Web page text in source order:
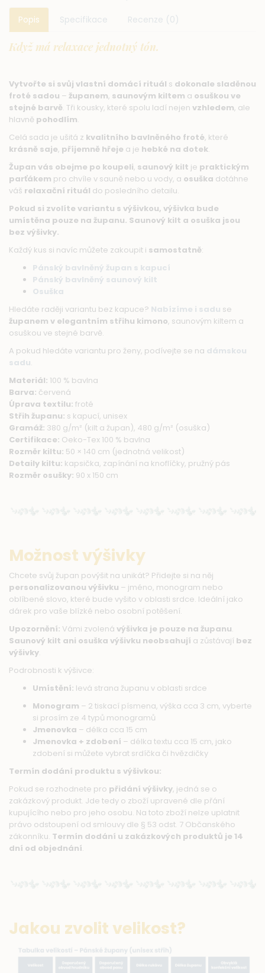
Popis Specifikace Recenze (0)
Když má relaxace jednotný tón.
Vytvořte si svůj vlastní domácí rituál s dokonale sladěnou
froté sadou – županem, saunovým kiltem a osuškou ve
stejné barvě. Tři kousky, které spolu ladí nejen vzhledem, ale
hlavně pohodlím.
Celá sada je ušitá z kvalitního bavlněného froté, které
krásně saje, příjemně hřeje a je hebké na dotek.
Župan vás obejme po koupeli, saunový kilt je praktickým
parťákem pro chvíle v sauně nebo u vody, a osuška dotáhne
váš relaxační rituál do posledního detailu.
Pokud si zvolíte variantu s výšivkou, výšivka bude
umístěna pouze na županu. Saunový kilt a osuška jsou
bez výšivky.
Každý kus si navíc můžete zakoupit i samostatně:
Pánský bavlněný župan s kapucí
Pánský bavlněný saunový kilt
Osuška
Hledáte raději variantu bez kapuce? Nabízíme i sadu se
županem v elegantním střihu kimono, saunovým kiltem a
osuškou ve stejné barvě.
A pokud hledáte variantu pro ženy, podívejte se na dámskou
sadu.
Materiál: 100 % bavlna
Barva: červená
Úprava textilu: froté
Střih županu: s kapucí, unisex
Gramáž: 380 g/m² (kilt a župan), 480 g/m² (osuška)
Certifikace: Oeko-Tex 100 % bavlna
Rozměr kiltu: 50 × 140 cm (jednotná velikost)
Detaily kiltu: kapsička, zapínání na knoflíčky, pružný pás
Rozměr osušky: 90 x 150 cm
Možnost výšivky
Chcete svůj župan povýšit na unikát? Přidejte si na něj
personalizovanou výšivku – jméno, monogram nebo
oblíbené slovo, které bude vyšito v oblasti srdce. Ideální jako
dárek pro vaše blízké nebo osobní potěšení.
Upozornění: Vámi zvolená výšivka je pouze na županu.
Saunový kilt ani osuška výšivku neobsahují a zůstávají bez
výšivky.
Podrobnosti k výšivce:
Umístění: levá strana županu v oblasti srdce
Monogram – 2 tiskací písmena, výška cca 3 cm, vyberte
si prosím ze 4 typů monogramů
Jmenovka – délka cca 15 cm
Jmenovka + zdobení – délka textu cca 15 cm, jako
zdobení si můžete vybrat srdíčka či hvězdičky
Termín dodání produktu s výšivkou:
Pokud se rozhodnete pro přidání výšivky, jedná se o
zakázkový produkt. Jde tedy o zboží upravené dle přání
kupujícího nebo pro jeho osobu. Na toto zboží nelze uplatnit
právo odstoupení od smlouvy dle § 53 odst. 7 Občanského
zákonníku. Termín dodání u zakázkových produktů je 14
dní od objednání.
Jakou zvolit velikost?